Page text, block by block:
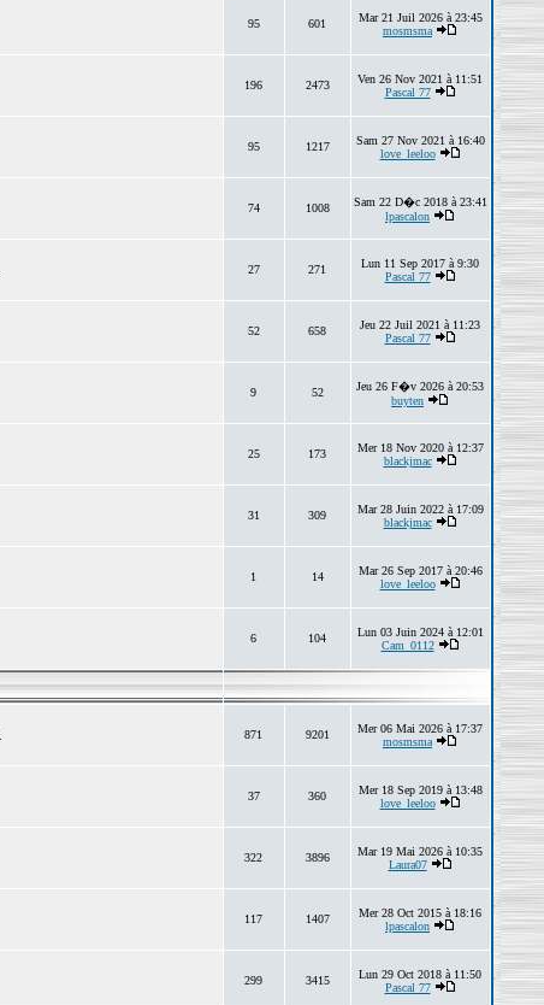
95 601
Mar 21 Juil 2026 à 23:45
mosmsma
196 2473
Ven 26 Nov 2021 à 11:51
Pascal 77
95 1217
Sam 27 Nov 2021 à 16:40
love_leeloo
74 1008
Sam 22 D�c 2018 à 23:41
lpascalon
27 271
Lun 11 Sep 2017 à 9:30
Pascal 77
52 658
Jeu 22 Juil 2021 à 11:23
Pascal 77
9 52
Jeu 26 F�v 2026 à 20:53
buyten
25 173
Mer 18 Nov 2020 à 12:37
blackjmac
31 309
Mar 28 Juin 2022 à 17:09
blackjmac
1 14
Mar 26 Sep 2017 à 20:46
love_leeloo
6 104
Lun 03 Juin 2024 à 12:01
Cam_0112
871 9201
Mer 06 Mai 2026 à 17:37
mosmsma
37 360
Mer 18 Sep 2019 à 13:48
love_leeloo
322 3896
Mar 19 Mai 2026 à 10:35
Laura07
117 1407
Mer 28 Oct 2015 à 18:16
lpascalon
299 3415
Lun 29 Oct 2018 à 11:50
Pascal 77